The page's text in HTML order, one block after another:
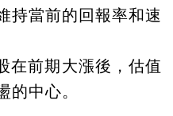
持當前的回報率和速
在前期大漲後，估值
的中心。